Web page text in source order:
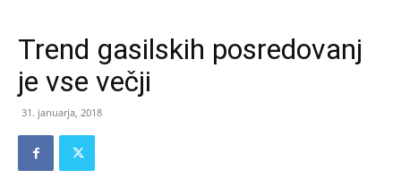
Trend gasilskih posredovanj
je vse večji
31. januarja, 2018